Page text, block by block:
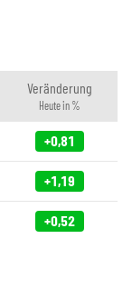
Veränderung
Heute in %
+0,81
+1,19
+0,52